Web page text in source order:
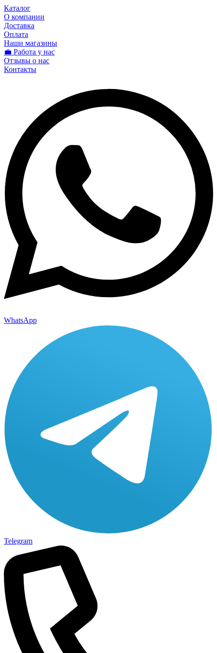
Каталог
О компании
Доставка
Оплата
Наши магазины
💼 Работа у нас
Отзывы о нас
Контакты
WhatsApp
Telegram